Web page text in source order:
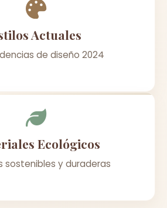
Actuales
de diseño 2024
Ecológicos
sostenibles y duraderas